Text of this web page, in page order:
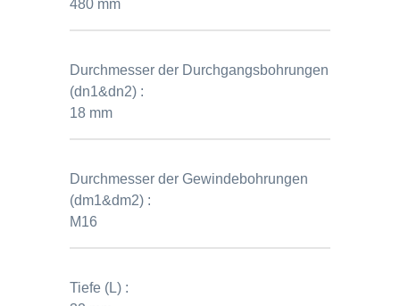
480 mm
Durchmesser der Durchgangsbohrungen
(dn1&dn2) :
18 mm
Durchmesser der Gewindebohrungen
(dm1&dm2) :
M16
Tiefe (L) :